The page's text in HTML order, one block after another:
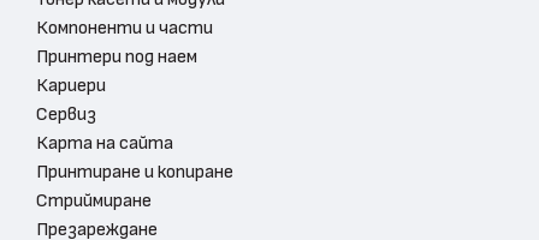
Компоненти и части
Принтери под наем
Кариери
Сервиз
Карта на сайта
Принтиране и копиране
Стриймиране
Презареждане